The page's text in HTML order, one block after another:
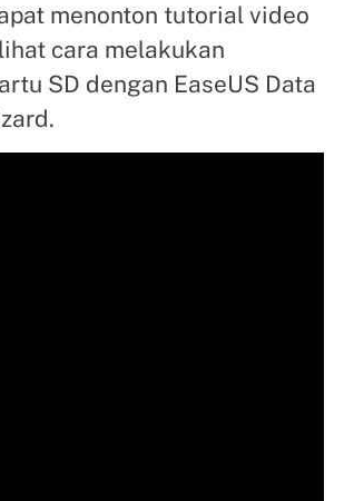
menonton tutorial video
cara melakukan
SD dengan EaseUS Data